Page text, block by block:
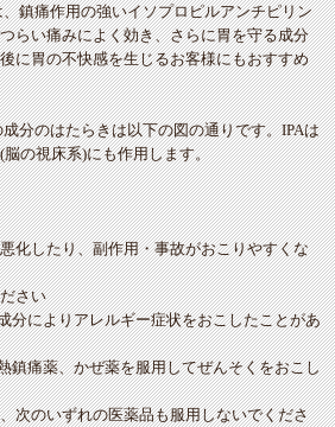
鎮痛作用の強いイソプロピルアンチピリン
らい痛みによく効き、さらに胃を守る成分
に胃の不快感を生じるお客様にもおすすめ
分のはたらきは以下の図の通りです。IPAは
の視床系)にも作用します。
化したり、副作用・事故がおこりやすくな
さい
によりアレルギー症状をおこしたことがあ
痛薬、かぜ薬を服用してぜんそくをおこし
次のいずれの医薬品も服用しないでくださ